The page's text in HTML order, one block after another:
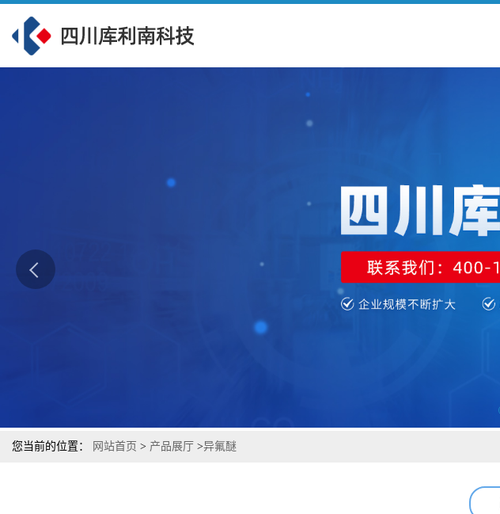
您当前的位置： 网站首页 > 产品展厅 >异氟醚